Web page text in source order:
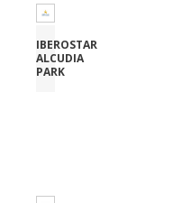
IBEROSTAR
ALCUDIA
PARK